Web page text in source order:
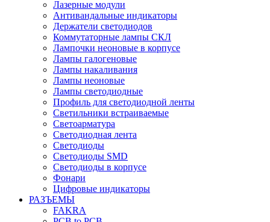
Лазерные модули
Антивандальные индикаторы
Держатели светодиодов
Коммутаторные лампы СКЛ
Лампочки неоновые в корпусе
Лампы галогеновые
Лампы накаливания
Лампы неоновые
Лампы светодиодные
Профиль для светодиодной ленты
Светильники встраиваемые
Светоарматура
Светодиодная лента
Светодиоды
Светодиоды SMD
Светодиоды в корпусе
Фонари
Цифровые индикаторы
РАЗЪЕМЫ
FAKRA